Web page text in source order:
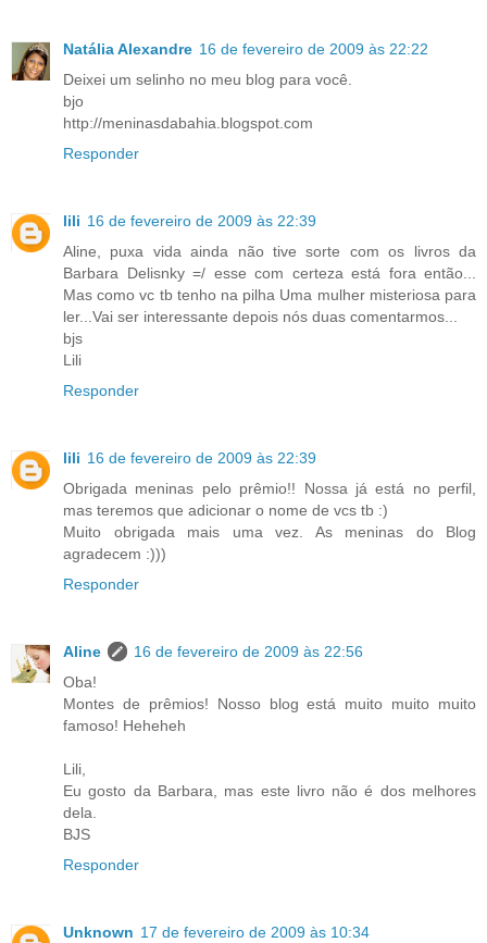
Natália Alexandre 16 de fevereiro de 2009 às 22:22
Deixei um selinho no meu blog para você.
bjo
http://meninasdabahia.blogspot.com
Responder
lili 16 de fevereiro de 2009 às 22:39
Aline, puxa vida ainda não tive sorte com os livros da
Barbara Delisnky =/ esse com certeza está fora então...
Mas como vc tb tenho na pilha Uma mulher misteriosa para
ler...Vai ser interessante depois nós duas comentarmos...
bjs
Lili
Responder
lili 16 de fevereiro de 2009 às 22:39
Obrigada meninas pelo prêmio!! Nossa já está no perfil,
mas teremos que adicionar o nome de vcs tb :)
Muito obrigada mais uma vez. As meninas do Blog
agradecem :)))
Responder
Aline
16 de fevereiro de 2009 às 22:56
Oba!
Montes de prêmios! Nosso blog está muito muito muito
famoso! Heheheh
Lili,
Eu gosto da Barbara, mas este livro não é dos melhores
dela.
BJS
Responder
Unknown 17 de fevereiro de 2009 às 10:34